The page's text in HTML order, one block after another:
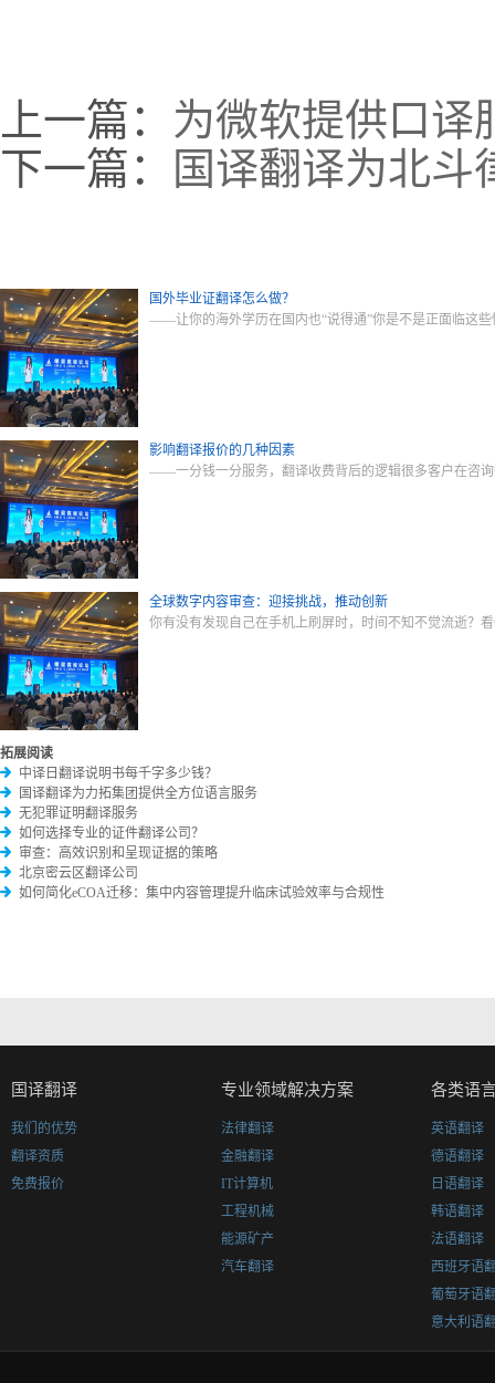
上一篇： 为微软提供口译
下一篇：
国译翻译为北斗
国外毕业证翻译怎么做？
——让你的海外学历在国内也“说得通”你是不是正面临这些
影响翻译报价的几种因素
——一分钱一分服务，翻译收费背后的逻辑很多客户在咨询
全球数字内容审查：迎接挑战，推动创新
你有没有发现自己在手机上刷屏时，时间不知不觉流逝
拓展阅读
中译日翻译说明书每千字多少钱？
国译翻译为力拓集团提供全方位语言服务
无犯罪证明翻译服务
如何选择专业的证件翻译公司？
审查：高效识别和呈现证据的策略
北京密云区翻译公司
如何简化eCOA迁移：集中内容管理提升临床试验效率与合规性
国译翻译
我们的优势
翻译资质
免费报价
专业领域解决方案
法律翻译
金融翻译
IT计算机
工程机械
能源矿产
汽车翻译
各类语
英语翻译
德语翻译
日语翻译
韩语翻译
法语翻译
西班牙语
葡萄牙语
意大利语